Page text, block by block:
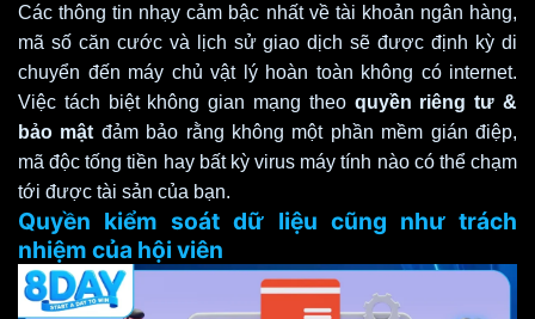
Các thông tin nhạy cảm bậc nhất về tài khoản ngân hàng,
mã số căn cước và lịch sử giao dịch sẽ được định kỳ di
chuyển đến máy chủ vật lý hoàn toàn không có internet.
Việc tách biệt không gian mạng theo quyền riêng tư &
bảo mật đảm bảo rằng không một phần mềm gián điệp,
mã độc tống tiền hay bất kỳ virus máy tính nào có thể chạm
tới được tài sản của bạn.
Quyền kiểm soát dữ liệu cũng như trách
nhiệm của hội viên